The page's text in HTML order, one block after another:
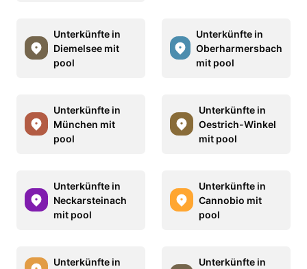
Unterkünfte in
Diemelsee mit
pool
Unterkünfte in
Oberharmersbach
mit pool
Unterkünfte in
München mit
pool
Unterkünfte in
Oestrich-Winkel
mit pool
Unterkünfte in
Neckarsteinach
mit pool
Unterkünfte in
Cannobio mit
pool
Unterkünfte in
Unterkünfte in